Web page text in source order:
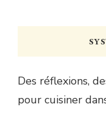
Des réflexions,
pour cuisiner